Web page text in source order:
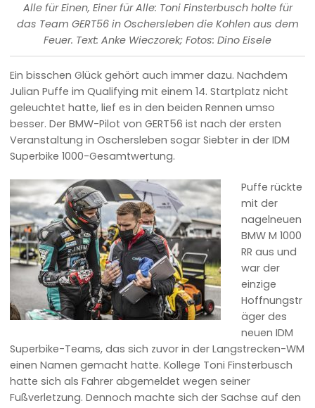
Alle für Einen, Einer für Alle: Toni Finsterbusch holte für
das Team GERT56 in Oschersleben die Kohlen aus dem
Feuer. Text: Anke Wieczorek; Fotos: Dino Eisele
Ein bisschen Glück gehört auch immer dazu. Nachdem
Julian Puffe im Qualifying mit einem 14. Startplatz nicht
geleuchtet hatte, lief es in den beiden Rennen umso
besser. Der BMW-Pilot von GERT56 ist nach der ersten
Veranstaltung in Oschersleben sogar Siebter in der IDM
Superbike 1000-Gesamtwertung.
Puffe rückte
mit der
nagelneuen
BMW M 1000
RR aus und
war der
einzige
Hoffnungstr
äger des
neuen IDM
Superbike-Teams, das sich zuvor in der Langstrecken-WM
einen Namen gemacht hatte. Kollege Toni Finsterbusch
hatte sich als Fahrer abgemeldet wegen seiner
Fußverletzung. Dennoch machte sich der Sachse auf den